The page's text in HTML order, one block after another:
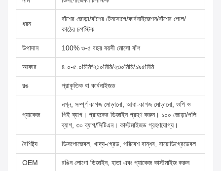
ধরন
বাঁশের জোড়া/বাঁশের টেনসোগে/কার্বনাইজেশন/বাঁশের গোল/
কাঠের চপস্টিক
উপাদান 100% ৩-৫ বছর বয়সী মোসো বাঁশ
আকার ৪.০-৫.০মিমি*২১০মিমি/২৩০মিমি/১৯৫মিমি
রঙ প্রাকৃতিক বা কার্বনাইজড
প্যাকেজ
নগ্ন, সম্পূর্ণ কাগজ মোড়ানো, আধা-কাগজ মোড়ানো, ওপি ও
পিই ব্যাগ। গ্রাহকের ডিজাইন গ্রহণ করুন। ১০০ জোড়া/পলি
ব্যাগ, ৩০ ব্যাগ/সিটিএন। কাস্টমাইজড গ্রহণযোগ্য।
বৈশিষ্ট্য ডিসপোজেবল, খাদ্য-গ্রেড, পরিবেশ বান্ধব, বায়োডিগ্রেডেবল
OEM রঙিন লোগো ডিজাইন, হাতা এবং প্যাকেজ কাস্টমাইজ করুন